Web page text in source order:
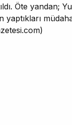
Öte yandan;
yaptıkları